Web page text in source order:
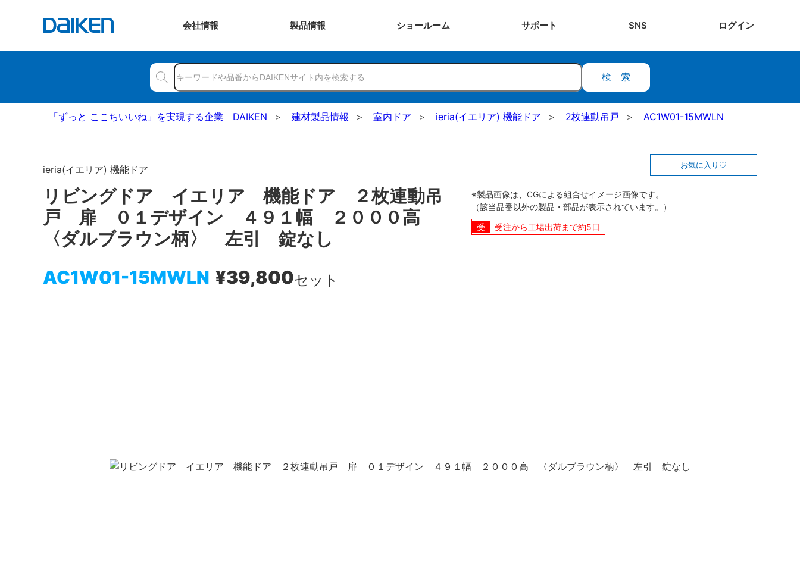
会社情報 製品情報 ショールーム サポート SNS ログイン
検索
「ずっと ここちいいね」を実現する企業 DAIKEN 建材製品情報 室内ドア ieria(イエリア) 機能ドア 2枚連動吊戸 AC1W01-15MWLN
ieria(イエリア) 機能ドア
リビングドア イエリア 機能ドア ２枚連動吊
戸 扉 ０１デザイン ４９１幅 ２０００高
〈ダルブラウン柄〉 左引 錠なし
AC1W01-15MWLN ¥39,800セット
お気に入り
※製品画像は、CGによる組合せイメージ画像です。
（該当品番以外の製品・部品が表示されています。）
受注から工場出荷まで約5日